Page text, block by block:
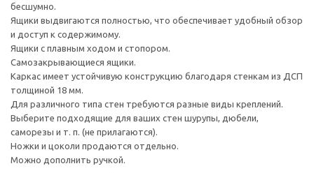
бесшумно.
Ящики выдвигаются полностью, что обеспечивает удобный обзор
и доступ к содержимому.
Ящики с плавным ходом и стопором.
Самозакрывающиеся ящики.
Каркас имеет устойчивую конструкцию благодаря стенкам из ДСП
толщиной 18 мм.
Для различного типа стен требуются разные виды креплений.
Выберите подходящие для ваших стен шурупы, дюбели,
саморезы и т. п. (не прилагаются).
Ножки и цоколи продаются отдельно.
Можно дополнить ручкой.